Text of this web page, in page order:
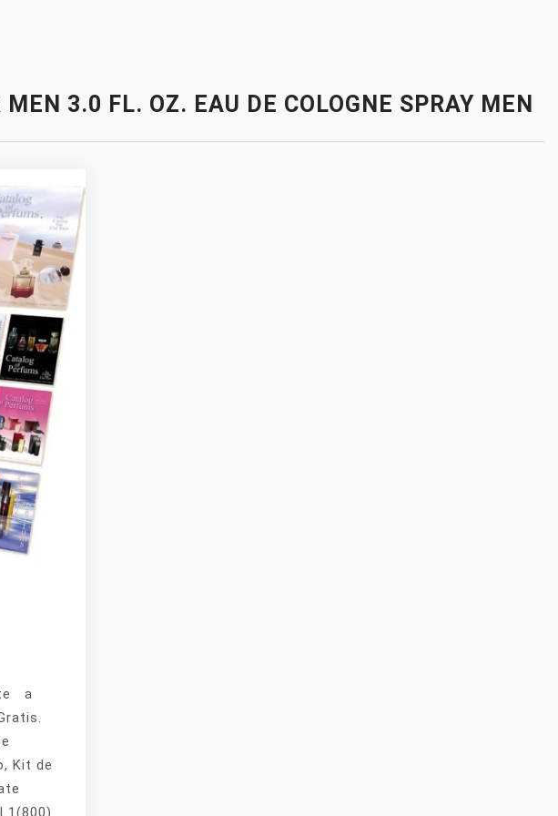
3.0 FL. OZ. EAU DE COLOGNE SPRAY MEN
a
Kit de
1(800)